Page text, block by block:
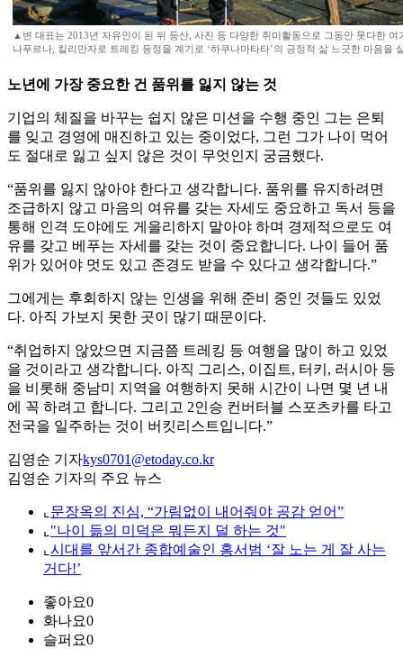
▲변 대표는 2013년 자유인이 된 뒤 등산, 사진 등 다양한 취미활동으로 그동안 못다한 여
나푸르나, 킬리만자로 트레킹 등정을 계기로 ‘하쿠나마타타’의 긍정적 삶 느긋한 마음을
노년에 가장 중요한 건 품위를 잃지 않는 것
기업의 체질을 바꾸는 쉽지 않은 미션을 수행 중인 그는 은퇴
를 잊고 경영에 매진하고 있는 중이었다, 그런 그가 나이 먹어
도 절대로 잃고 싶지 않은 것이 무엇인지 궁금했다.
“품위를 잃지 않아야 한다고 생각합니다. 품위를 유지하려면
조급하지 않고 마음의 여유를 갖는 자세도 중요하고 독서 등을
통해 인격 도야에도 게을리하지 말아야 하며 경제적으로도 여
유를 갖고 베푸는 자세를 갖는 것이 중요합니다. 나이 들어 품
위가 있어야 멋도 있고 존경도 받을 수 있다고 생각합니다.”
그에게는 후회하지 않는 인생을 위해 준비 중인 것들도 있었
다. 아직 가보지 못한 곳이 많기 때문이다.
“취업하지 않았으면 지금쯤 트레킹 등 여행을 많이 하고 있었
을 것이라고 생각합니다. 아직 그리스, 이집트, 터키, 러시아 등
을 비롯해 중남미 지역을 여행하지 못해 시간이 나면 몇 년 내
에 꼭 하려고 합니다. 그리고 2인승 컨버터블 스포츠카를 타고
전국을 일주하는 것이 버킷리스트입니다.”
김영순 기자kys0701@etoday.co.kr
김영순 기자의 주요 뉴스
⌞ 문장옥의 진심, “가림없이 내어줘야 공감 얻어”
⌞ "나이 듦의 미덕은 뭐든지 덜 하는 것"
⌞ 시대를 앞서간 종합예술인 홍서범 ‘잘 노는 게 잘 사는
거다!’
좋아요0
화나요0
슬퍼요0